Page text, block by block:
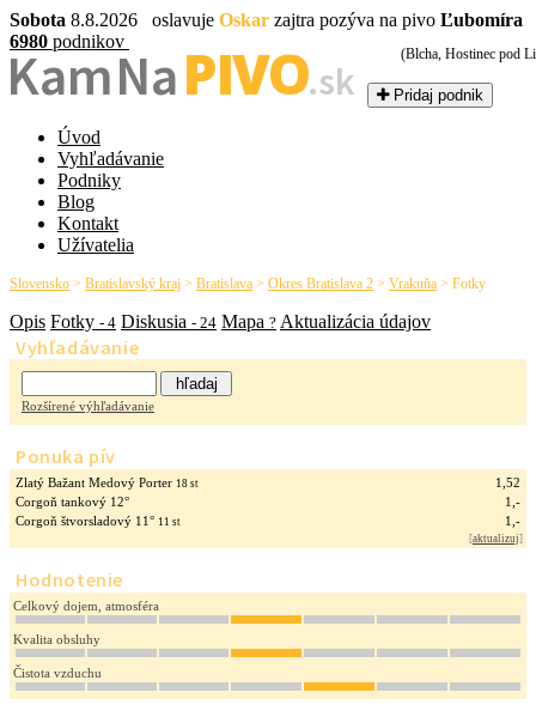
Sobota 8.8.2026 oslavuje Oskar zajtra pozýva na pivo Ľubomíra
6980 podnikov
Kam NaPIVO.sk Pridaj podnik
Úvod
Vyhľadávanie
Podniky
Blog
Kontakt
Užívatelia
Slovensko > Bratislavský kraj > Bratislava > Okres Bratislava 2 > Vrakuňa > Fotky
Opis Fotky - 4 Diskusia - 24 Mapa ? Aktualizácia údajov
Vyhľadávanie
Rozšírené výhľadávanie
Ponuka pív
Zlatý Bažant Medový Porter 18 st
1,52
Corgoň tankový 12°
1,-
Corgoň štvorsladový 11° 11 st 1,-
[aktualizuj]
Hodnotenie
Celkový dojem, atmosféra
Kvalita obsluhy
Čistota vzduchu
(Blcha, Hostinec pod